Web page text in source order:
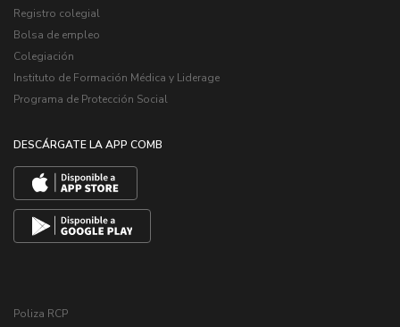
Registro colegial
Bolsa de empleo
Colegiación
Instituto de Formación Médica y Liderage
Programa de Protección Social
DESCÁRGATE LA APP COMB
Poliza RCP